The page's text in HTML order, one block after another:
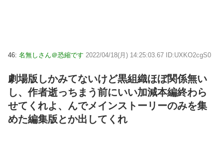
46: 名無しさん＠恐縮です 2022/04/18(月) 14:25:03.67 ID:UXKO2cgS0
劇場版しかみてないけど黒組織ほぼ関係無い
し、作者逝っちまう前にいい加減本編終わら
せてくれよ、んでメインストーリーのみを集
めた編集版とか出してくれ